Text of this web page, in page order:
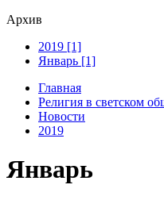
Архив
2019 [1]
Январь [1]
Главная
Религия в светском
Новости
2019
Январь